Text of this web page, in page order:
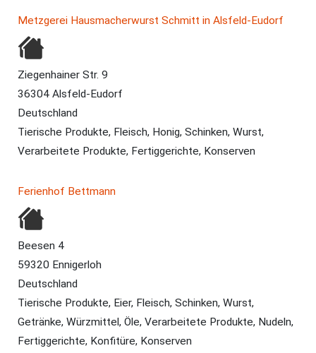
Metzgerei Hausmacherwurst Schmitt in Alsfeld-Eudorf
Ziegenhainer Str. 9
36304 Alsfeld-Eudorf
Deutschland
Tierische Produkte, Fleisch, Honig, Schinken, Wurst,
Verarbeitete Produkte, Fertiggerichte, Konserven
Ferienhof Bettmann
Beesen 4
59320 Ennigerloh
Deutschland
Tierische Produkte, Eier, Fleisch, Schinken, Wurst,
Getränke, Würzmittel, Öle, Verarbeitete Produkte, Nudeln,
Fertiggerichte, Konfitüre, Konserven